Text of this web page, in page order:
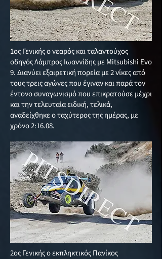
1ος Γενικής ο νεαρός και ταλαντούχος
οδηγός Λάμπρος Ιωαννίδης με Mitsubishi Evo
9. Διανύει εξαιρετική πορεία με 2 νίκες από
τους τρεις αγώνες που έγιναν και παρά τον
έντονο συναγωνισμό που επικρατούσε μέχρι
και την τελευταία ειδική, τελικά,
αναδείχθηκε ο ταχύτερος της ημέρας, με
χρόνο 2:16.08.
2ος Γενικής ο εκπληκτικός Πανίκος